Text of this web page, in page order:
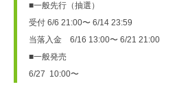
■一般先行（抽選）
受付 6/6 21:00〜 6/14 23:59
当落入金　6/16 13:00〜 6/21 21:00
■一般発売
6/27  10:00〜